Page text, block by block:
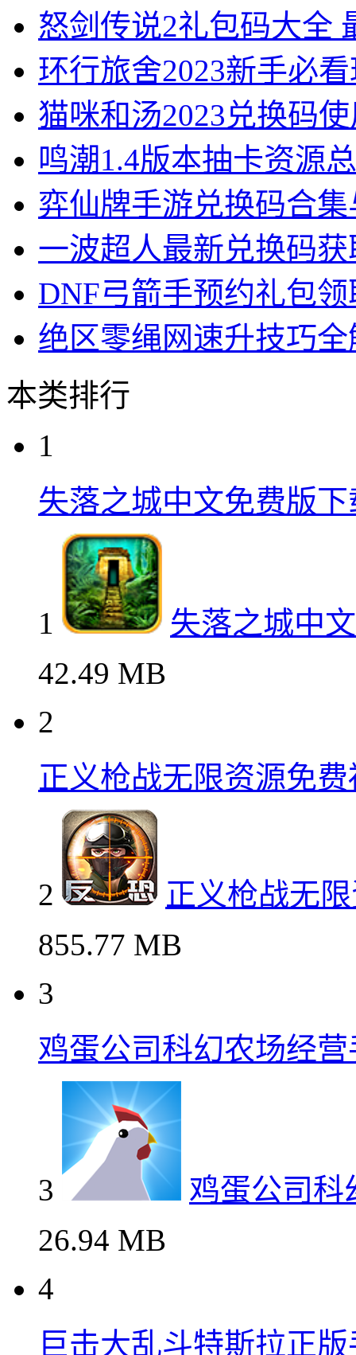
怒剑传说2礼包码大全
环行旅舍2023新手必
猫咪和汤2023兑换码
鸣潮1.4版本抽卡资源
弈仙牌手游兑换码合
一波超人最新兑换码
DNF弓箭手预约礼包
绝区零绳网速升技巧全
本类排行
1
失落之城中文免费版下
1
失落之城中
42.49 MB
2
正义枪战无限资源免
2
正义枪战无
855.77 MB
3
鸡蛋公司科幻农场经
3
鸡蛋公司科
26.94 MB
4
巨击大乱斗特斯拉正